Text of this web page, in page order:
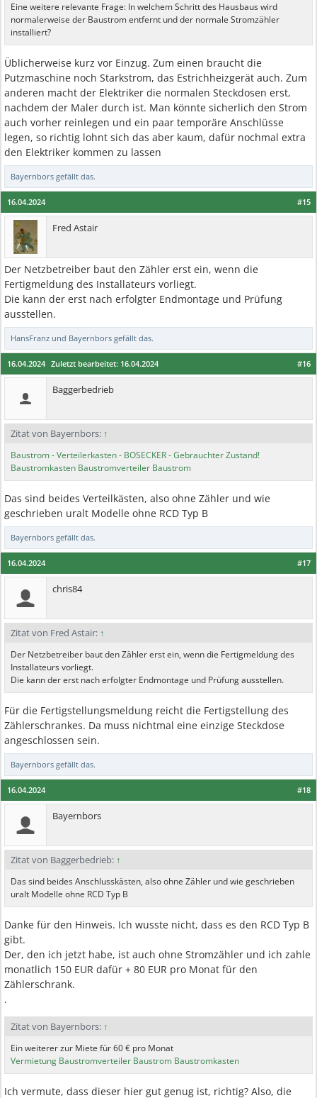
Eine weitere relevante Frage: In welchem Schritt des Hausbaus wird
normalerweise der Baustrom entfernt und der normale Stromzähler
installiert?
Üblicherweise kurz vor Einzug. Zum einen braucht die
Putzmaschine noch Starkstrom, das Estrichheizgerät auch. Zum
anderen macht der Elektriker die normalen Steckdosen erst,
nachdem der Maler durch ist. Man könnte sicherlich den Strom
auch vorher reinlegen und ein paar temporäre Anschlüsse
legen, so richtig lohnt sich das aber kaum, dafür nochmal extra
den Elektriker kommen zu lassen
Bayernbors gefällt das.
#15
16.04.2024
Fred Astair
Der Netzbetreiber baut den Zähler erst ein, wenn die
Fertigmeldung des Installateurs vorliegt.
Die kann der erst nach erfolgter Endmontage und Prüfung
ausstellen.
HansFranz und Bayernbors gefällt das.
#16
16.04.2024 Zuletzt bearbeitet: 16.04.2024
Baggerbedrieb
Zitat von Bayernbors: ↑
Baustrom - Verteilerkasten - BOSECKER - Gebrauchter Zustand!
Baustromkasten Baustromverteiler Baustrom
Das sind beides Verteilkästen, also ohne Zähler und wie
geschrieben uralt Modelle ohne RCD Typ B
Bayernbors gefällt das.
#17
16.04.2024
chris84
Zitat von Fred Astair: ↑
Der Netzbetreiber baut den Zähler erst ein, wenn die Fertigmeldung des
Installateurs vorliegt.
Die kann der erst nach erfolgter Endmontage und Prüfung ausstellen.
Für die Fertigstellungsmeldung reicht die Fertigstellung des
Zählerschrankes. Da muss nichtmal eine einzige Steckdose
angeschlossen sein.
Bayernbors gefällt das.
#18
16.04.2024
Bayernbors
Zitat von Baggerbedrieb: ↑
Das sind beides Anschlusskästen, also ohne Zähler und wie geschrieben
uralt Modelle ohne RCD Typ B
Danke für den Hinweis. Ich wusste nicht, dass es den RCD Typ B
gibt.
Der, den ich jetzt habe, ist auch ohne Stromzähler und ich zahle
monatlich 150 EUR dafür + 80 EUR pro Monat für den
Zählerschrank.
.
Zitat von Bayernbors: ↑
Ein weiterer zur Miete für 60 € pro Monat
Vermietung Baustromverteiler Baustrom Baustromkasten
Ich vermute, dass dieser hier gut genug ist, richtig? Also, die